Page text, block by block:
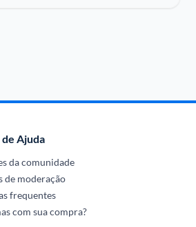
Ajuda
da comunidade
de moderação
frequentes
com sua compra?